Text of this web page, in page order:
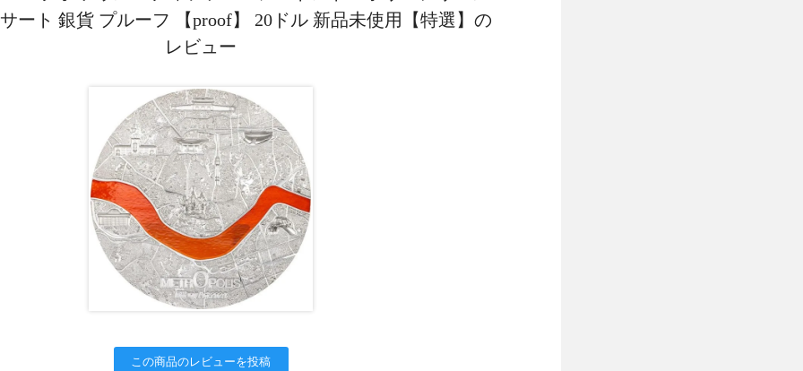
ート 銀貨 プルーフ 【proof】 20ドル 新品未使用【特選】の
レビュー
この商品のレビューを投稿